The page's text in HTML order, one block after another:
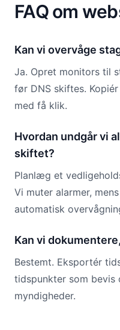
FAQ om
Kan vi overvåge
Ja. Opret monitors til
før DNS skiftes.
med få klik.
Hvordan undgår vi
skiftet?
Planlæg et
Vi muter alarmer,
automatisk
Kan vi
Bestemt. Eksportér
tidspunkter som bevis
myndigheder.